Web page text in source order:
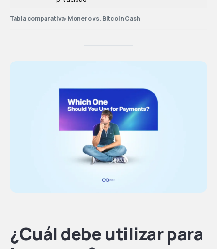
Tabla comparativa: Monero vs. Bitcoin Cash
¿Cuál debe utilizar para